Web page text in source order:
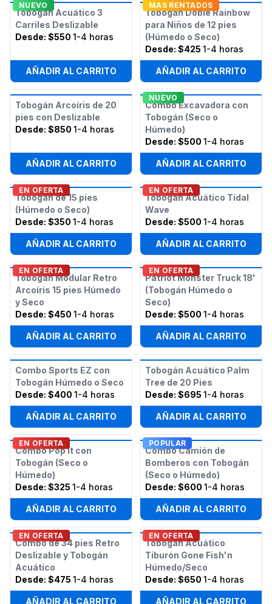
NUEVO
Tobogán Acuático 3
Carriles Deslizable
Desde: $550 1-4 horas
AÑADIR AL CARRITO
MAS RENTADOS
Tobogán Doble Rainbow
para Niños de 12 pies
(Húmedo o Seco)
Desde: $425 1-4 horas
AÑADIR AL CARRITO
Tobogán Arcoíris de 20
pies con Deslizable
Desde: $850 1-4 horas
AÑADIR AL CARRITO
NUEVO
Combo Excavadora con
Tobogán (Seco o
Húmedo)
Desde: $500 1-4 horas
AÑADIR AL CARRITO
EN OFERTA
Tobogán de 15 pies
(Húmedo o Seco)
Desde: $350 1-4 horas
AÑADIR AL CARRITO
EN OFERTA
Tobogán Acuático Tidal
Wave
Desde: $500 1-4 horas
AÑADIR AL CARRITO
EN OFERTA
Tobogán Modular Retro
Arcoíris 15 pies Húmedo
y Seco
Desde: $450 1-4 horas
AÑADIR AL CARRITO
EN OFERTA
Patriot Monster Truck 18'
(Tobogán Húmedo o
Seco)
Desde: $500 1-4 horas
AÑADIR AL CARRITO
Combo Sports EZ con
Tobogán Húmedo o Seco
Desde: $400 1-4 horas
AÑADIR AL CARRITO
Tobogán Acuático Palm
Tree de 20 Pies
Desde: $695 1-4 horas
AÑADIR AL CARRITO
EN OFERTA
Combo Pop It con
Tobogán (Seco o
Húmedo)
Desde: $325 1-4 horas
AÑADIR AL CARRITO
POPULAR
Combo Camión de
Bomberos con Tobogán
(Seco o Húmedo)
Desde: $600 1-4 horas
AÑADIR AL CARRITO
EN OFERTA
Combo de 34 pies Retro
Deslizable y Tobogán
Acuático
Desde: $475 1-4 horas
AÑADIR AL CARRITO
EN OFERTA
Tobogán Acuático
Tiburón Gone Fish'n
Húmedo/Seco
Desde: $650 1-4 horas
AÑADIR AL CARRITO